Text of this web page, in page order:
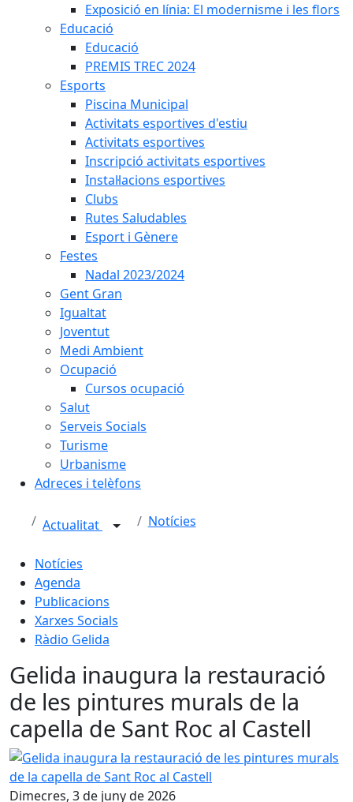
Exposició en línia: El modernisme i les flors
Educació
Educació
PREMIS TREC 2024
Esports
Piscina Municipal
Activitats esportives d'estiu
Activitats esportives
Inscripció activitats esportives
Instal·lacions esportives
Clubs
Rutes Saludables
Esport i Gènere
Festes
Nadal 2023/2024
Gent Gran
Igualtat
Joventut
Medi Ambient
Ocupació
Cursos ocupació
Salut
Serveis Socials
Turisme
Urbanisme
Adreces i telèfons
Actualitat Notícies
Notícies
Agenda
Publicacions
Xarxes Socials
Ràdio Gelida
Gelida inaugura la restauració
de les pintures murals de la
capella de Sant Roc al Castell
Gelida inaugura la restauració de les pintures murals de
Dimecres, 3 de juny de 2026